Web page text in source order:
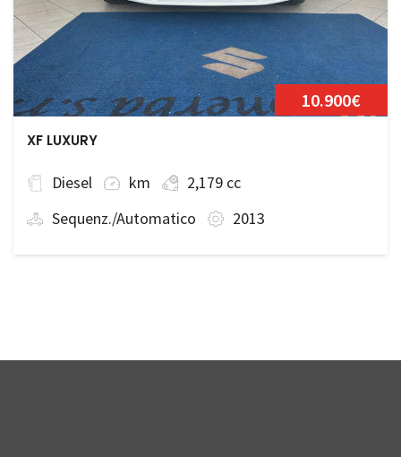
10.900€
XF LUXURY
Diesel km
2,179 cc
Sequenz./Automatico
2013